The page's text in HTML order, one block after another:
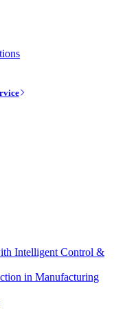
Intelligent Control &
in Manufacturing